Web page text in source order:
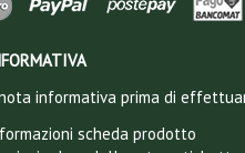
informativa prima di
scheda prodotto